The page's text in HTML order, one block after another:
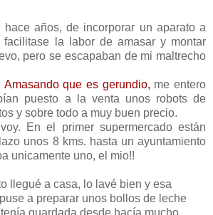
hace años, de incorporar un aparato a
la labor de amasar y montar
pero se escapaban de mi maltrecho
Amasando que es gerundio, me entero
puesto a la venta unos robots de
y sobre todo a muy buen precio.
En el primer supermercado están
unos 8 kms. hasta un ayuntamiento
unicamente uno, el mio!!
llegué a casa, lo lavé bien y esa
a preparar unos bollos de leche